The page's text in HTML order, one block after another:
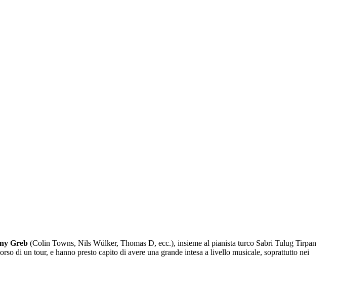
Greb (Colin Towns, Nils Wülker, Thomas D, ecc.), insieme al pianista turco Sabri Tulug Tirpan
di un tour, e hanno presto capito di avere una grande intesa a livello musicale, soprattutto nei